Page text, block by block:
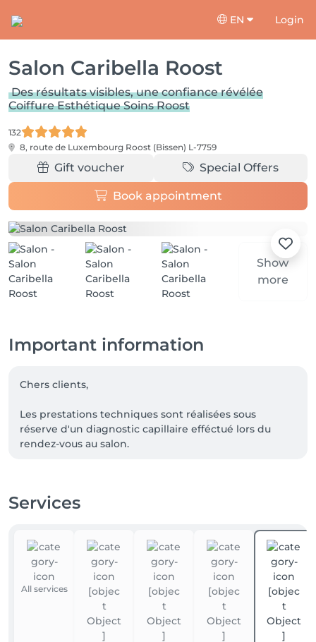
EN Login
Salon Caribella Roost
Des résultats visibles, une confiance révélée
Coiffure Esthétique Soins Roost
132
8, route de Luxembourg Roost (Bissen) L-7759
Gift voucher Special Offers
Book appointment
Show
more
Important information
Chers clients,
Les prestations techniques sont réalisées sous
réserve d'un diagnostic capillaire efféctué lors du
rendez-vous au salon.
garantir le meilleur résultat possible.
Services
All services